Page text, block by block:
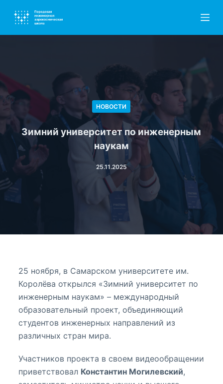
П
р
и
т
НОВОСТИ
Зимний университет по инженерным
наукам
25.11.2025
25 ноября, в Самарском университете им.
Королёва открылся «Зимний университет по
инженерным наукам» – международный
образовательный проект, объединяющий
студентов инженерных направлений из
различных стран мира.
Участников проекта в своем видеообращении
приветствовал Константин Могилевский,